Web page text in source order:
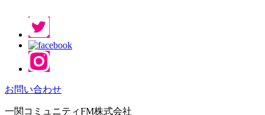
お問い合わせ
一関コミュニティFM株式会社